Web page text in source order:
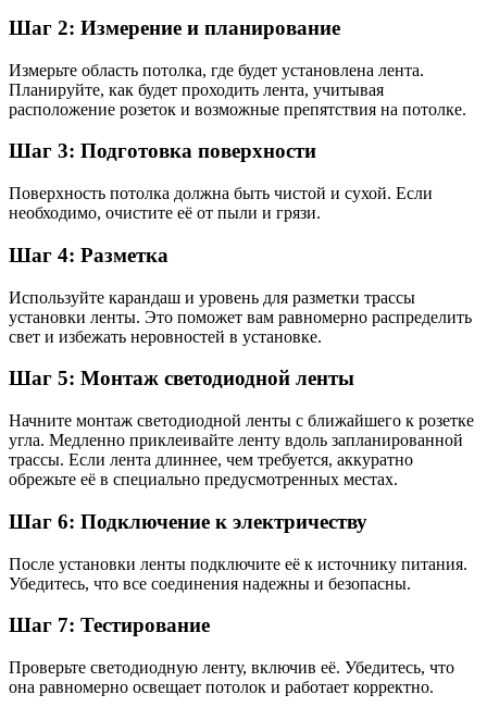
Шаг 2: Измерение и планирование
Измерьте область потолка, где будет установлена лента.
Планируйте, как будет проходить лента, учитывая
расположение розеток и возможные препятствия на потолке.
Шаг 3: Подготовка поверхности
Поверхность потолка должна быть чистой и сухой. Если
необходимо, очистите её от пыли и грязи.
Шаг 4: Разметка
Используйте карандаш и уровень для разметки трассы
установки ленты. Это поможет вам равномерно распределить
свет и избежать неровностей в установке.
Шаг 5: Монтаж светодиодной ленты
Начните монтаж светодиодной ленты с ближайшего к розетке
угла. Медленно приклеивайте ленту вдоль запланированной
трассы. Если лента длиннее, чем требуется, аккуратно
обрежьте её в специально предусмотренных местах.
Шаг 6: Подключение к электричеству
После установки ленты подключите её к источнику питания.
Убедитесь, что все соединения надежны и безопасны.
Шаг 7: Тестирование
Проверьте светодиодную ленту, включив её. Убедитесь, что
она равномерно освещает потолок и работает корректно.